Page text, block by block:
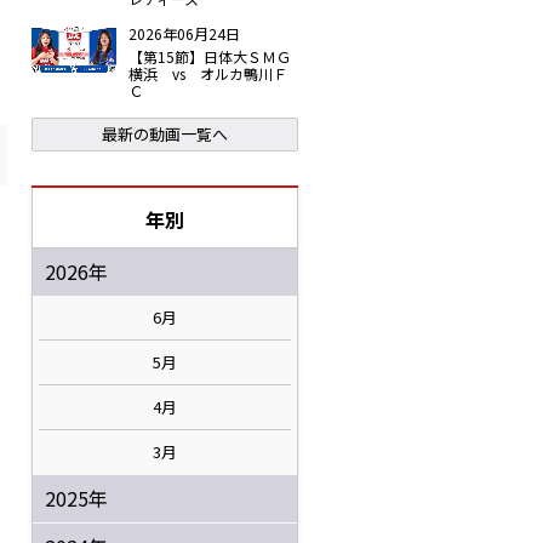
2026年06月24日
【第15節】日体大ＳＭＧ
横浜 vs オルカ鴨川Ｆ
Ｃ
最新の動画一覧へ
年別
2026年
6月
5月
4月
3月
2025年